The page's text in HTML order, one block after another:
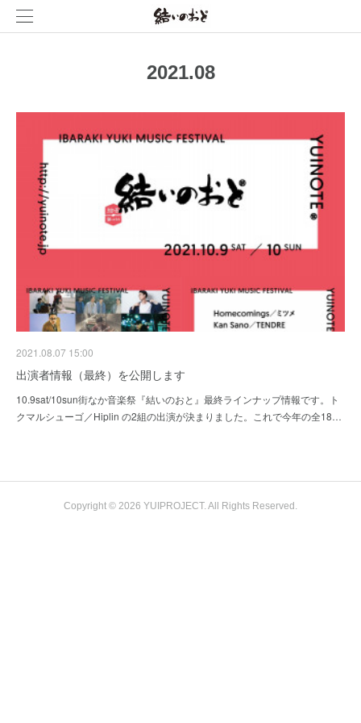
2021.08
2021.08.07 15:00
出演者情報（最終）を公開します
10.9sat/10sun街なか音楽祭『結いのおと』最終ラインナップ情報です。ト
クマルシューゴ／Hiplin の2組の出演が決まりました。これで今年の全18…
Copyright © 2026 YUIPROJECT. All Rights Reserved.